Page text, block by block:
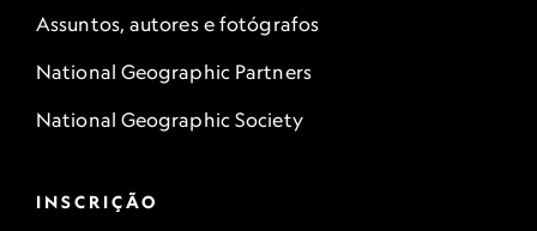
Assuntos, autores e fotógrafos
National Geographic Partners
National Geographic Society
INSCRIÇÃO